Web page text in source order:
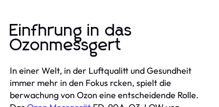
Einfhrung in das
Ozonmessgert
In einer Welt, in der Luftqualitt und Gesundheit
immer mehr in den Fokus rcken, spielt die
berwachung von Ozon eine entscheidende Rolle.